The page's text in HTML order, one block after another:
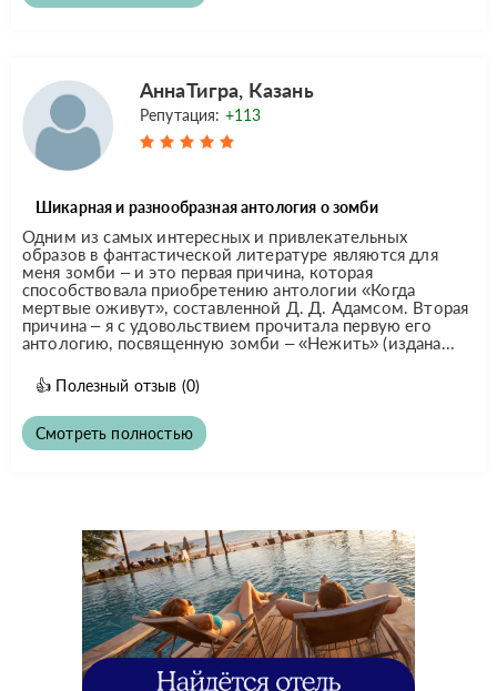
АннаТигра, Казань
Репутация: +113
Шикарная и разнообразная антология о зомби
Одним из самых интересных и привлекательных
образов в фантастической литературе являются для
меня зомби – и это первая причина, которая
способствовала приобретению антологии «Когда
мертвые оживут», составленной Д. Д. Адамсом. Вторая
причина – я с удовольствием прочитала первую его
антологию, посвященную зомби – «Нежить» (издана...
👍 Полезный отзыв (0)
Смотреть полностью